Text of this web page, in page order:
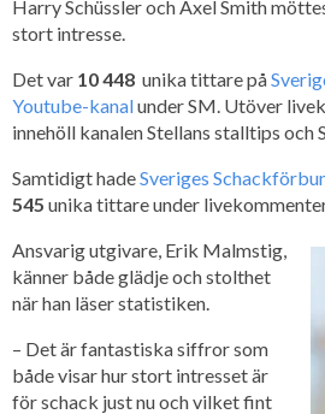
Harry Schüssler och Axel Smith
stort intresse.
Det var 10 448 unika tittare på
Youtube-kanalunder SM. Utöver
innehöll kanalen Stellans stalltips och
Samtidigt hadeSveriges
545 unika tittare under
Ansvarig utgivare, Erik Malmstig,
känner både glädje och stolthet
när han läser statistiken.
– Det är fantastiska siffror som
både visar hur stort intresset är
för schack just nu och vilket fint